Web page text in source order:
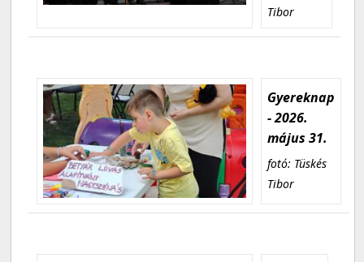
Tibor
Gyereknap
- 2026.
május 31.
fotó: Tüskés
Tibor